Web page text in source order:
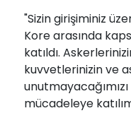
"Sizin girişiminiz
Kore arasında
katıldı.
kuvvetlerinizin ve
mücadeleye